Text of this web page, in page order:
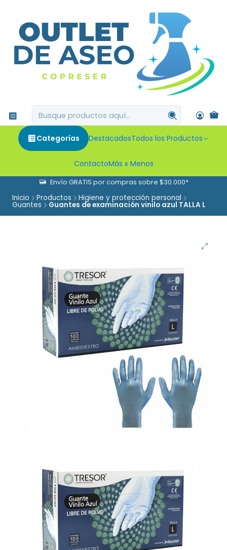
Categorías DestacadosTodos los Productos
ContactoMás x Menos
Envío GRATIS por compras sobre $30.000*
Inicio Productos Higiene y protección personal
Guantes Guantes de examinación vinilo azul TALLA L